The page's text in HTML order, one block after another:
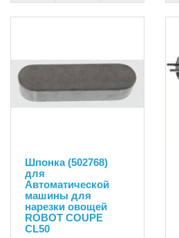
Шпонка (502768)
для
Автоматической
машины для
нарезки овощей
ROBOT COUPE
CL50